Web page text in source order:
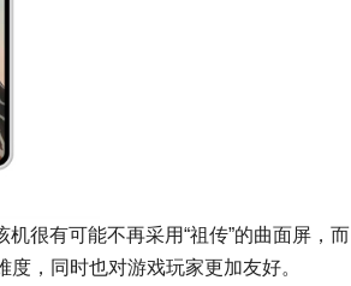
很有可能不再采用“祖传”的曲面屏，而
，同时也对游戏玩家更加友好。